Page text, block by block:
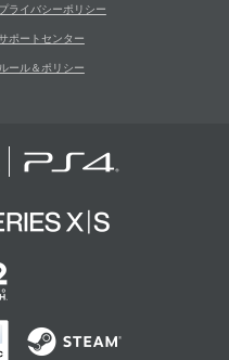
プライバシーポリシー
ポートセンター
ルール＆ポリシー